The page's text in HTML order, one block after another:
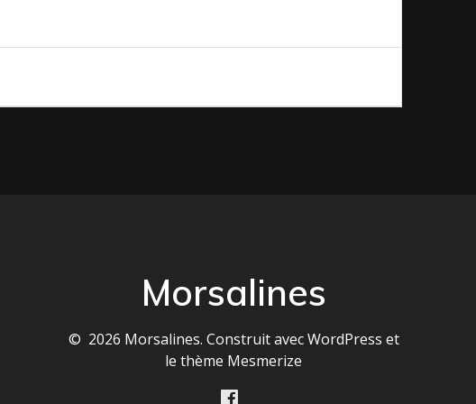
Morsalines
© 2026 Morsalines. Construit avec WordPress et
lethème Mesmerize